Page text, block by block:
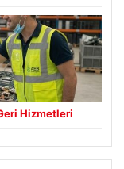
Hizmetleri